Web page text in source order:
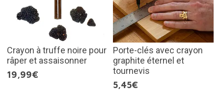
Crayon à truffe noire pour
râper et assaisonner
19,99€
Porte-clés avec crayon
graphite éternel et
tournevis
5,45€